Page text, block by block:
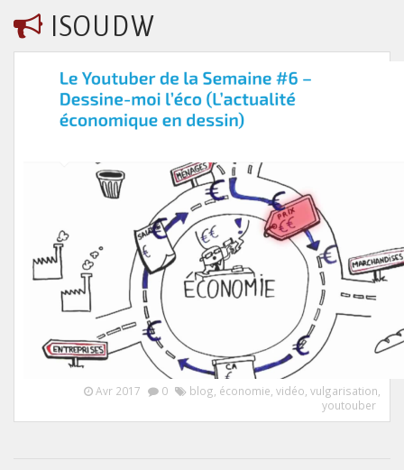
ISOUDW
Avr 2017 0 blog économie vidéo vulgarisation
youtouber